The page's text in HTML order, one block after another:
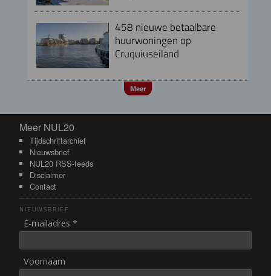
458 nieuwe betaalbare
huurwoningen op
Cruquiuseiland
Meer
Meer NUL20
Meer NUL20
Tijdschriftarchief
Nieuwsbrief
NUL20 RSS-feeds
Disclaimer
Contact
NIEUWSBRIEF
E-mailadres *
Voornaam